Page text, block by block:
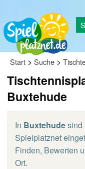
Start > Suche >
Buxtehude
In Buxtehudesind
Spielplatznet
Finden, Bewerten
Ort.